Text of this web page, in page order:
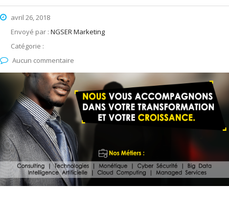
avril 26, 2018
Envoyé par : NGSER Marketing
Catégorie :
Aucun commentaire